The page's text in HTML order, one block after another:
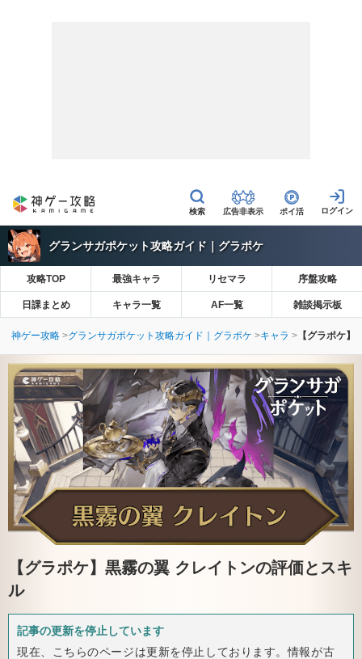
広告非表示 ポイ活
グランサガポケット攻略ガイド｜グラポケ
攻略TOP 最強キャラ リセマラ 序盤攻略
日課まとめ キャラ一覧 AF一覧 雑談掲示板
神ゲー攻略 グランサガポケット攻略ガイド｜グラポケ キャラ 【グラポケ
【グラポケ】 黒霧の翼 クレイトンの評価とスキ
ル
記事の更新を停止しています
現在、こちらのページは更新を停止しております。情報が古